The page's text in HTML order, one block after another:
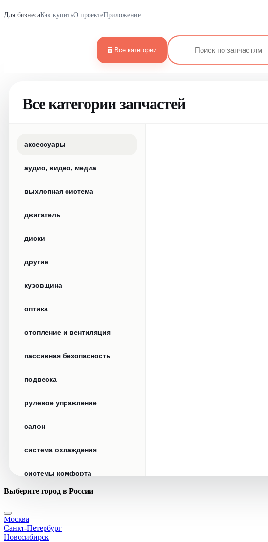
Для бизнесаКак купитьО проектеПриложение
Все категории
Все категории запчастей
аксессуары
аудио, видео, медиа
выхлопная система
двигатель
диски
другие
кузовщина
оптика
отопление и вентиляция
пассивная безопасность
подвеска
рулевое управление
салон
система охлаждения
системы комфорта
стекла
стеклоочистители
Выберите город в России
Москва
Санкт-Петербург
Новосибирск